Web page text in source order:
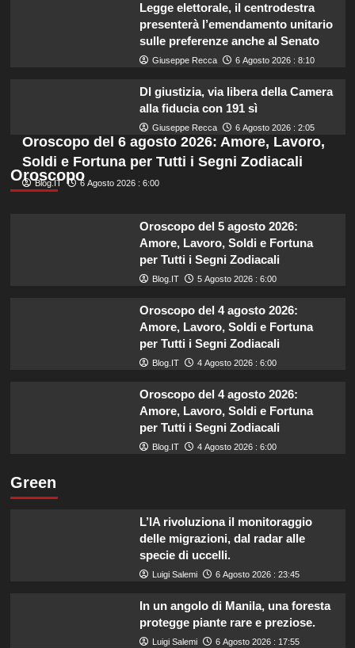
Legge elettorale, il centrodestra
presenterà l’emendamento unitario
sulle preferenze anche al Senato
Giuseppe Recca 6 Agosto 2026 : 8:10
Dl giustizia, via libera della Camera
alla fiducia con 191 sì
Giuseppe Recca 6 Agosto 2026 : 2:05
Oroscopo
Oroscopo del 6 agosto 2026: Amore, Lavoro,
Soldi e Fortuna per Tutti i Segni Zodiacali
Blog.IT 6 Agosto 2026 : 6:00
Oroscopo del 5 agosto 2026:
Amore, Lavoro, Soldi e Fortuna
per Tutti i Segni Zodiacali
Blog.IT 5 Agosto 2026 : 6:00
Oroscopo del 4 agosto 2026:
Amore, Lavoro, Soldi e Fortuna
per Tutti i Segni Zodiacali
Blog.IT 4 Agosto 2026 : 6:00
Oroscopo del 4 agosto 2026:
Amore, Lavoro, Soldi e Fortuna
per Tutti i Segni Zodiacali
Blog.IT 4 Agosto 2026 : 6:00
Green
L’IA rivoluziona il monitoraggio
delle migrazioni, dal radar alle
specie di uccelli.
Luigi Salemi 6 Agosto 2026 : 23:45
In un angolo di Manila, una foresta
protegge piante rare e preziose.
Luigi Salemi 6 Agosto 2026 : 17:55